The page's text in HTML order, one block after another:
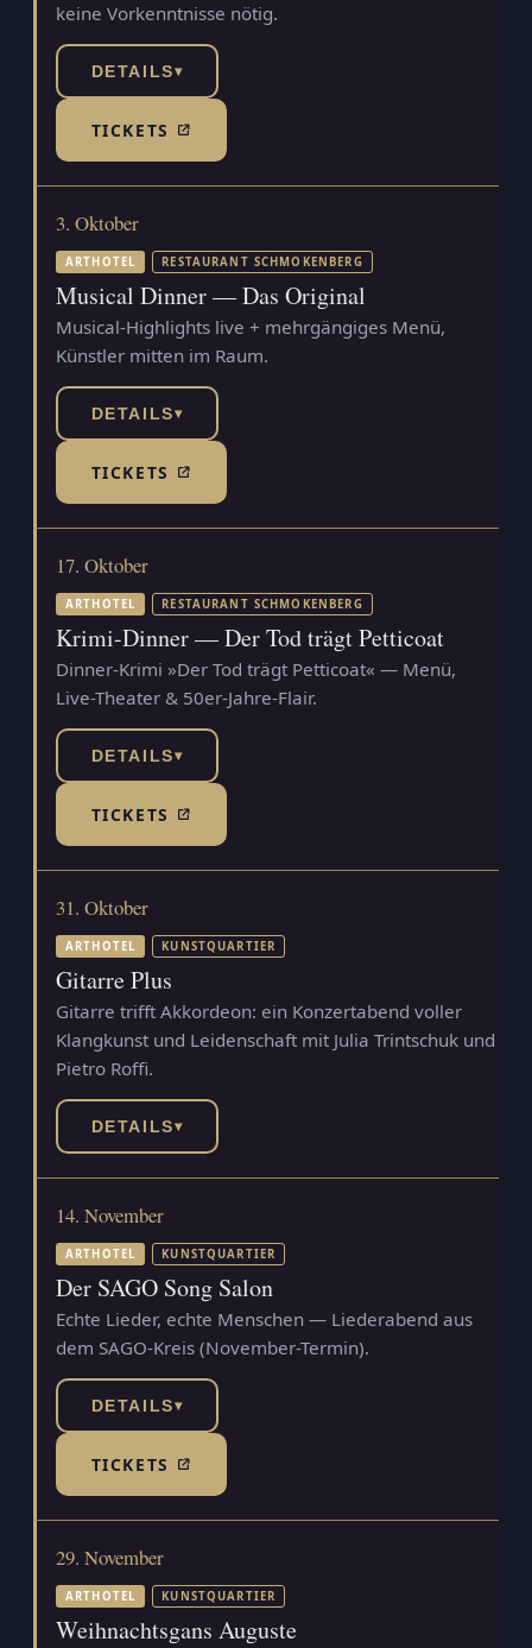
keine Vorkenntnisse nötig.
DETAILS▾
TICKETS(TICKETSHOP, ÖFFNET IN NEUEM TAB)
3. Oktober
ARTHOTEL RESTAURANT SCHMOKENBERG
Musical Dinner — Das Original
Musical-Highlights live + mehrgängiges Menü,
Künstler mitten im Raum.
DETAILS▾
TICKETS(TICKETSHOP, ÖFFNET IN NEUEM TAB)
17. Oktober
ARTHOTEL RESTAURANT SCHMOKENBERG
Krimi-Dinner — Der Tod trägt Petticoat
Dinner-Krimi »Der Tod trägt Petticoat« — Menü,
Live-Theater & 50er-Jahre-Flair.
DETAILS▾
TICKETS(TICKETSHOP, ÖFFNET IN NEUEM TAB)
31. Oktober
ARTHOTEL KUNSTQUARTIER
Gitarre Plus
Gitarre trifft Akkordeon: ein Konzertabend voller
Klangkunst und Leidenschaft mit Julia Trintschuk und
Pietro Roffi.
DETAILS▾
14. November
ARTHOTEL KUNSTQUARTIER
Der SAGO Song Salon
Echte Lieder, echte Menschen — Liederabend aus
dem SAGO-Kreis (November-Termin).
DETAILS▾
TICKETS(TICKETSHOP, ÖFFNET IN NEUEM TAB)
29. November
ARTHOTEL KUNSTQUARTIER
Weihnachtsgans Auguste